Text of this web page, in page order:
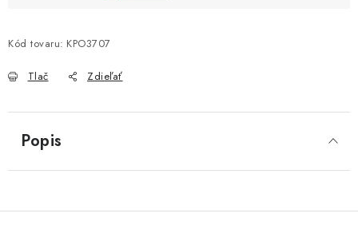
Kód tovaru: KPO3707
Tlač Zdieľať
Popis